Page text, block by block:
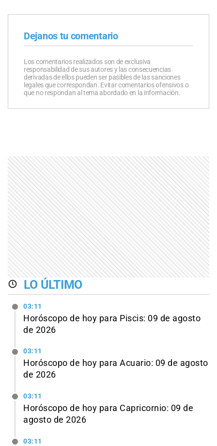
Dejanos tu comentario
Los comentarios realizados son de exclusiva
responsabilidad de sus autores y las consecuencias
derivadas de ellos pueden ser pasibles de las sanciones
legales que correspondan. Evitar comentarios ofensivos o
que no respondan al tema abordado en la información.
LO ÚLTIMO
03:11
Horóscopo de hoy para Piscis: 09 de agosto
de 2026
03:11
Horóscopo de hoy para Acuario: 09 de agosto
de 2026
03:11
Horóscopo de hoy para Capricornio: 09 de
agosto de 2026
03:11